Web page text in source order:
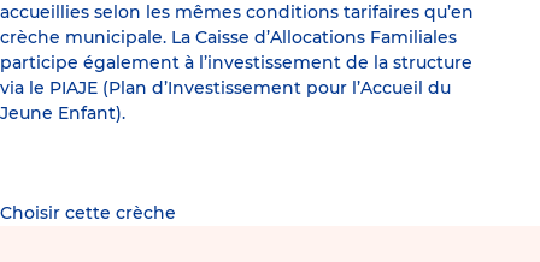
accueillies selon les mêmes conditions tarifaires qu’en
crèche municipale. La Caisse d’Allocations Familiales
participe également à l’investissement de la structure
via le PIAJE (Plan d’Investissement pour l’Accueil du
Jeune Enfant).
Choisir cette crèche